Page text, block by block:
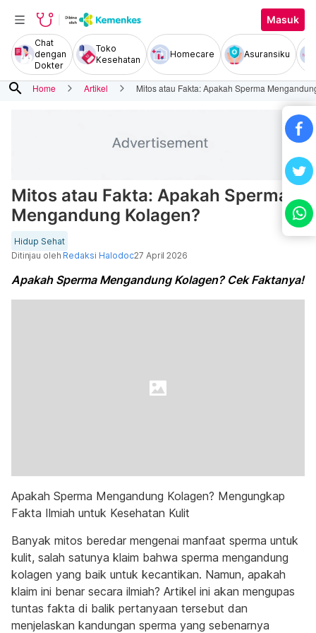
Masuk
Chat
dengan
Dokter
Toko
Kesehatan
Homecare Asuransiku
search Home Artikel Mitos atau Fakta: Apakah Sperma
Mitos atau Fakta: Apakah Sperma
Mengandung Kolagen?
Hidup Sehat
Ditinjau oleh Redaksi Halodoc27 April 2026
Apakah Sperma Mengandung Kolagen? Cek Faktanya!
Apakah Sperma Mengandung Kolagen? Mengungkap
Fakta Ilmiah untuk Kesehatan Kulit
Banyak mitos beredar mengenai manfaat sperma untuk
kulit, salah satunya klaim bahwa sperma mengandung
kolagen yang baik untuk kecantikan. Namun, apakah
klaim ini benar secara ilmiah? Artikel ini akan mengupas
tuntas fakta di balik pertanyaan tersebut dan
menjelaskan kandungan sperma yang sebenarnya